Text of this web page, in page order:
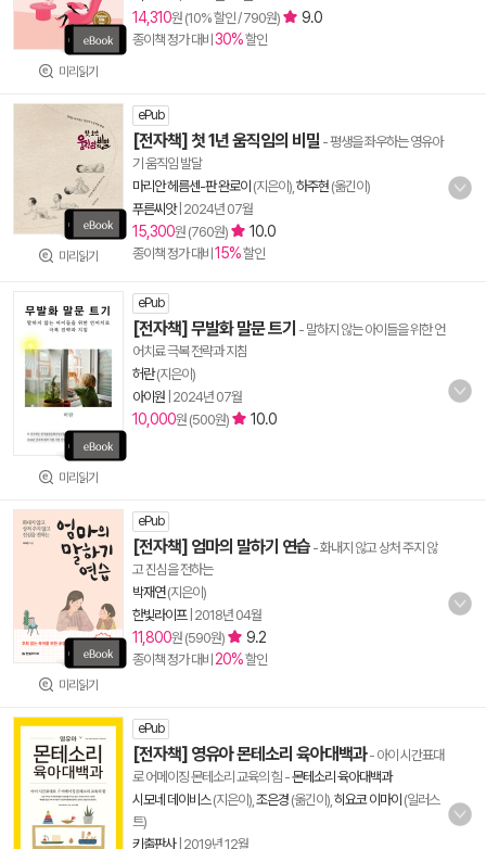
미리읽기
14,310원 (10% 할인 / 790원) 9.0
종이책 정가 대비 30%할인
미리읽기
ePub
[전자책] 첫 1년 움직임의 비밀 - 평생을 좌우하는 영유아
기 움직임 발달
마리안 헤름센-판 완로이 (지은이), 하주현 (옮긴이)
푸른씨앗| 2024년 07월
15,300원 (760원) 10.0
종이책 정가 대비 15%할인
미리읽기
ePub
[전자책] 무발화 말문 트기 - 말하지 않는 아이들을 위한 언
어치료 극복 전략과 지침
허란(지은이)
아이원 2024년 07월
10,000원 (500원) 10.0
미리읽기
ePub
[전자책] 엄마의 말하기 연습 - 화내지 않고 상처 주지 않
고 진심을 전하는
박재연(지은이)
한빛라이프| 2018년 04월
11,800원 (590원) 9.2
종이책 정가 대비 20%할인
ePub
[전자책] 영유아 몬테소리 육아대백과- 아이 시간표대
로 어메이징 몬테소리 교육의 힘 -몬테소리 육아대백과
시모네 데이비스(지은이), 조은경 (옮긴이), 히요코 이마이 (일러스
트)
키출판사| 2019년 12월